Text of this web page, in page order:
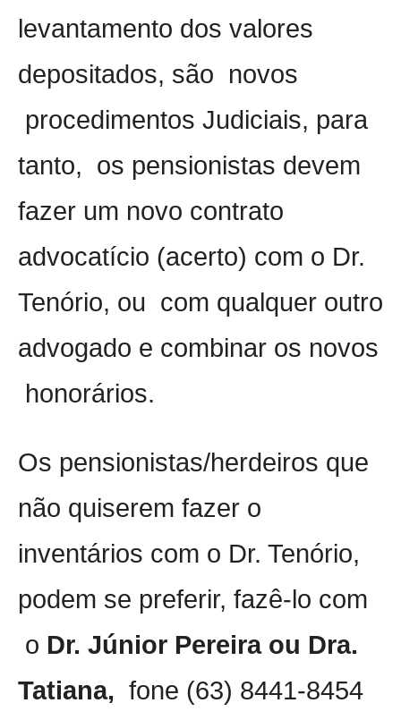
levantamento dos valores
depositados, são novos
procedimentos Judiciais, para
tanto, os pensionistas devem
fazer um novo contrato
advocatício (acerto) com o Dr.
Tenório, ou com qualquer outro
advogado e combinar os novos
honorários.
Os pensionistas/herdeiros que
não quiserem fazer o
inventários com o Dr. Tenório,
podem se preferir, fazê-lo com
o Dr. Júnior Pereira ou Dra.
Tatiana, fone (63) 8441-8454